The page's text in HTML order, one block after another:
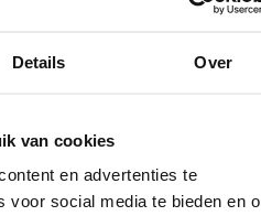
Details Over
van cookies
en advertenties te
voor social media te bieden en
antwoord